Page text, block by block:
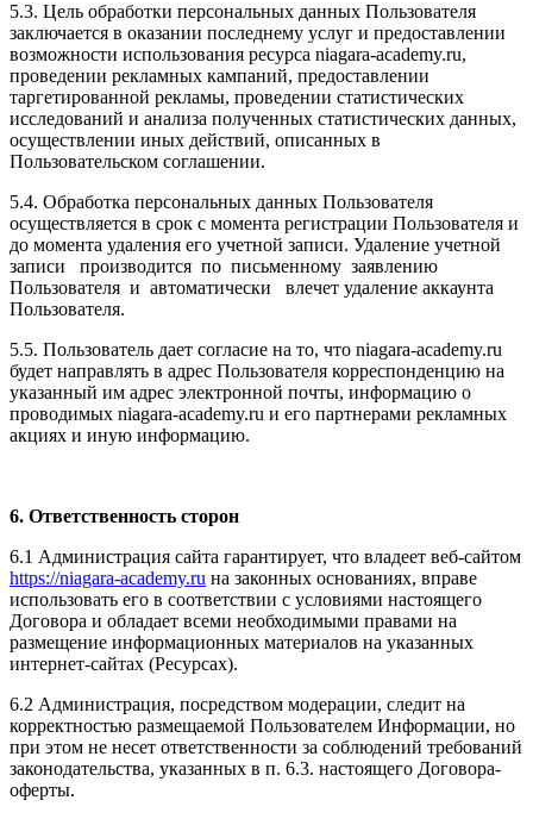
5.3. Цель обработки персональных данных Пользователя
заключается в оказании последнему услуг и предоставлении
возможности использования ресурса niagara-academy.ru,
проведении рекламных кампаний, предоставлении
таргетированной рекламы, проведении статистических
исследований и анализа полученных статистических данных,
осуществлении иных действий, описанных в
Пользовательском соглашении.
5.4. Обработка персональных данных Пользователя
осуществляется в срок с момента регистрации Пользователя и
до момента удаления его учетной записи. Удаление учетной
записи производится по письменному заявлению
Пользователя и автоматически влечет удаление аккаунта
Пользователя.
5.5. Пользователь дает согласие на то, что niagara-academy.ru
будет направлять в адрес Пользователя корреспонденцию на
указанный им адрес электронной почты, информацию о
проводимых niagara-academy.ru и его партнерами рекламных
акциях и иную информацию.
6. Ответственность сторон
6.1 Администрация сайта гарантирует, что владеет веб-сайтом
https://niagara-academy.ru на законных основаниях, вправе
использовать его в соответствии с условиями настоящего
Договора и обладает всеми необходимыми правами на
размещение информационных материалов на указанных
интернет-сайтах (Ресурсах).
6.2 Администрация, посредством модерации, следит на
корректностью размещаемой Пользователем Информации, но
при этом не несет ответственности за соблюдений требований
законодательства, указанных в п. 6.3. настоящего Договора-
оферты.